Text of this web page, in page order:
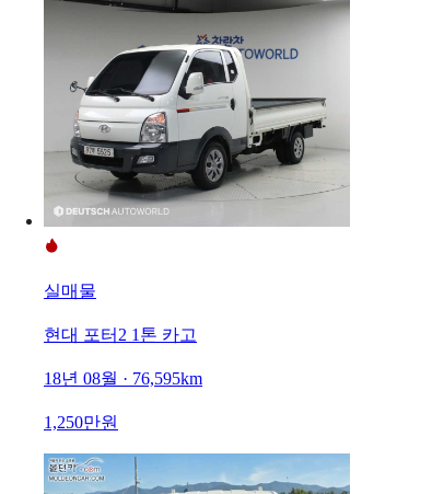
실매물
현대 포터2 1톤 카고
18년 08월 · 76,595km
1,250만원